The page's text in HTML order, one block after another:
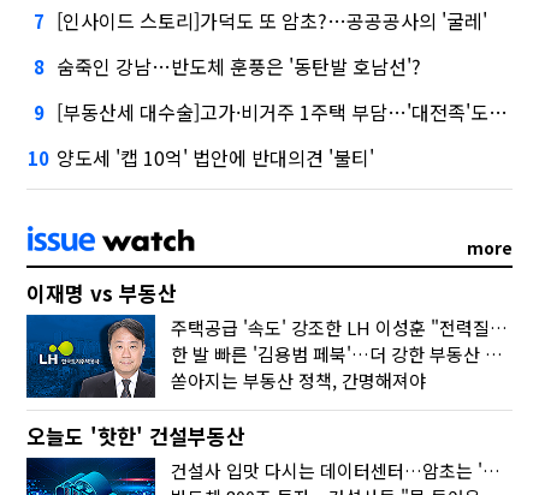
7 [인사이드 스토리]가덕도 또 암초?…공공공사의 '굴레'
8 숨죽인 강남…반도체 훈풍은 '동탄발 호남선'?
9 [부동산세 대수술]고가·비거주 1주택 부담…'대전족'도 불똥
10 양도세 '캡 10억' 법안에 반대의견 '불티'
more
이재명 vs 부동산
주택공급 '속도' 강조한 LH 이성훈 "전력질주해야"
한 발 빠른 '김용범 페북'…더 강한 부동산 규제 나오나
쏟아지는 부동산 정책, 간명해져야
오늘도 '핫한' 건설부동산
건설사 입맛 다시는 데이터센터…암초는 '주민 반대'